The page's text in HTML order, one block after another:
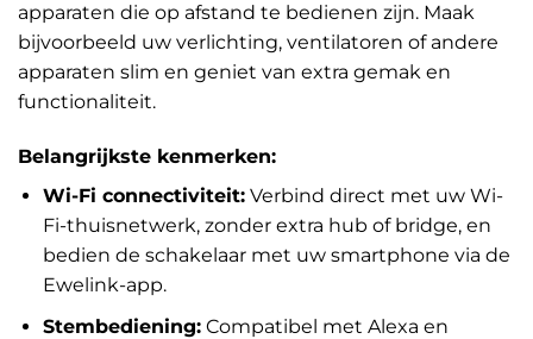
apparaten die op afstand te bedienen zijn. Maak
bijvoorbeeld uw verlichting, ventilatoren of andere
apparaten slim en geniet van extra gemak en
functionaliteit.
Belangrijkste kenmerken:
Wi-Fi connectiviteit:Verbind direct met uw Wi-
Fi-thuisnetwerk, zonder extra hub of bridge, en
bedien de schakelaar met uw smartphone via de
Ewelink-app.
Stembediening:Compatibel met Alexa en